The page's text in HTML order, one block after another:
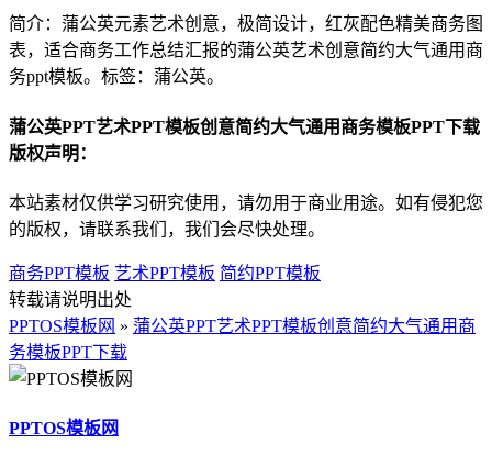
简介：蒲公英元素艺术创意，极简设计，红灰配色精美商务图
表，适合商务工作总结汇报的蒲公英艺术创意简约大气通用商
务ppt模板。标签：蒲公英。
蒲公英PPT艺术PPT模板创意简约大气通用商务模板PPT下载
版权声明：
本站素材仅供学习研究使用，请勿用于商业用途。如有侵犯您
的版权，请联系我们，我们会尽快处理。
商务PPT模板 艺术PPT模板 简约PPT模板
转载请说明出处
PPTOS模板网 » 蒲公英PPT艺术PPT模板创意简约大气通用商
务模板PPT下载
PPTOS模板网